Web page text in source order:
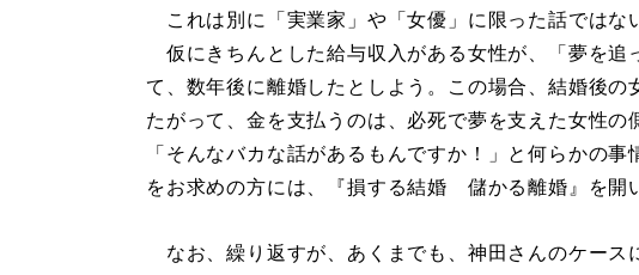
これは別に「実業家」や「女優」に限った話ではな
仮にきちんとした給与収入がある女性が、「夢を追
て、数年後に離婚したとしよう。この場合、結婚後の
たがって、金を支払うのは、必死で夢を支えた女性の
「そんなバカな話があるもんですか！」と何らかの
をお求めの方には、『損する結婚 儲かる離婚』を開
なお、繰り返すが、あくまでも、神田さんのケース